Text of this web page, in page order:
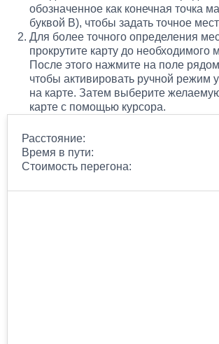
обозначенное как конечная точка
буквой B), чтобы задать точное
Для более точного определения
прокрутите карту до необходимого
После этого нажмите на поле
чтобы активировать ручной режим
на карте. Затем выберите
карте с помощью курсора.
Расстояние:
Время в пути:
Стоимость перегона: